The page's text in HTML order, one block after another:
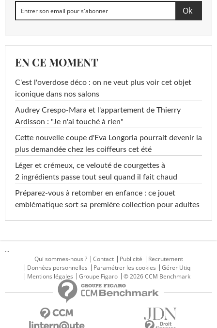
EN CE MOMENT
C'est l'overdose déco : on ne veut plus voir cet objet
iconique dans nos salons
Audrey Crespo-Mara et l'appartement de Thierry
Ardisson : "Je n'ai touché à rien"
Cette nouvelle coupe d'Eva Longoria pourrait devenir la
plus demandée chez les coiffeurs cet été
Léger et crémeux, ce velouté de courgettes à
2 ingrédients passe tout seul quand il fait chaud
Préparez-vous à retomber en enfance : ce jouet
emblématique sort sa première collection pour adultes
...
Qui sommes-nous ?
Contact Publicité
Recrutement
Données personnelles
Paramétrer les cookies
Gérer Utiq
Mentions légales
Groupe Figaro © 2026 CCM Benchmark